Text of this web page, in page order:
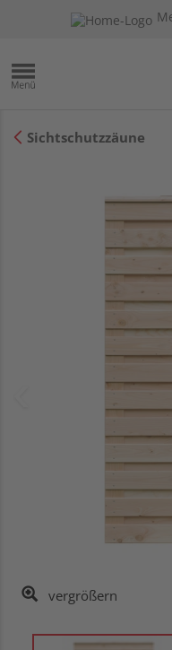
Sichtschutzzäune
vergrößern